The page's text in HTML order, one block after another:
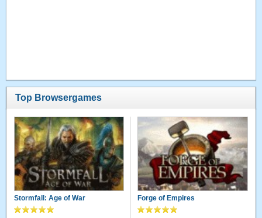
Top Browsergames
Stormfall: Age of War Forge of Empires